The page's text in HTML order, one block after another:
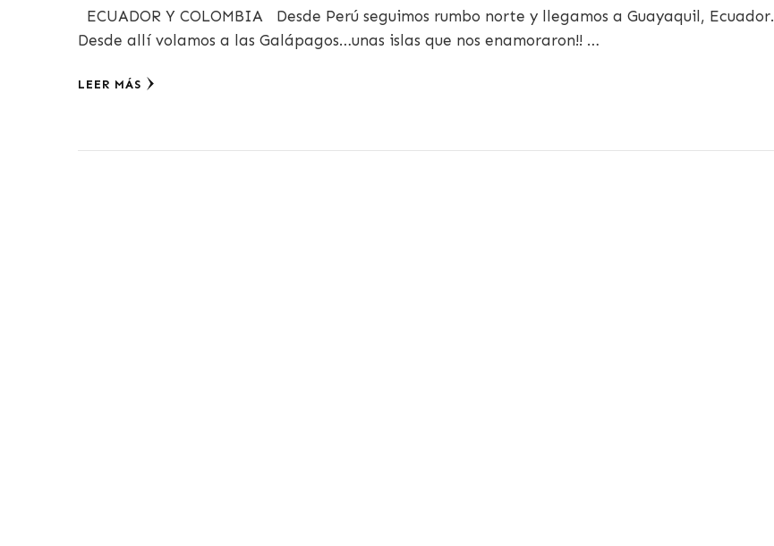
ECUADOR Y COLOMBIA Desde Perú seguimos rumbo norte y llegamos a Guayaquil, Ecuador.
Desde allí volamos a las Galápagos…unas islas que nos enamoraron!! …
LEER MÁS